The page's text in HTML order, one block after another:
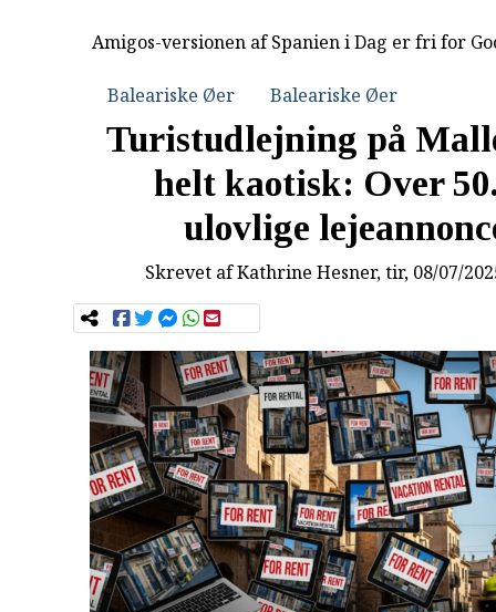
Amigos-versionen af Spanien i Dag er fri for
Baleariske Øer Baleariske Øer
Turistudlejning på
helt kaotisk: Over
ulovlige
Skrevet afKathrine Hesner, tir, 08/07/